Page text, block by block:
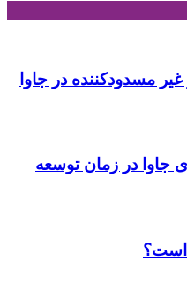
مسدودکننده در جاوا
جاوا در زمان توسعه
است؟